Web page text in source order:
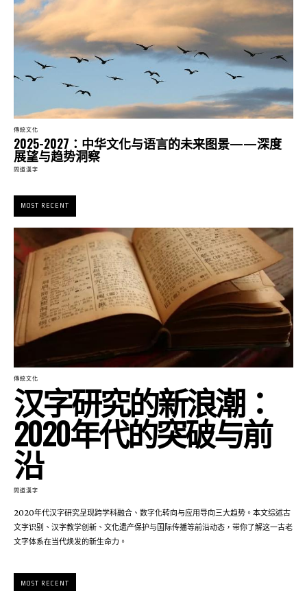
傳統文化
2025-2027：中华文化与语言的未来图景——深度
展望与趋势洞察
問道漢字
MOST RECENT
傳統文化
汉字研究的新浪潮：
2020年代的突破与前
沿
問道漢字
2020年代汉字研究呈现跨学科融合、数字化转向与应用导向三大趋势。本文综述古
文字识别、汉字教学创新、文化遗产保护与国际传播等前沿动态，带你了解这一古老
文字体系在当代焕发的新生命力。
MOST RECENT